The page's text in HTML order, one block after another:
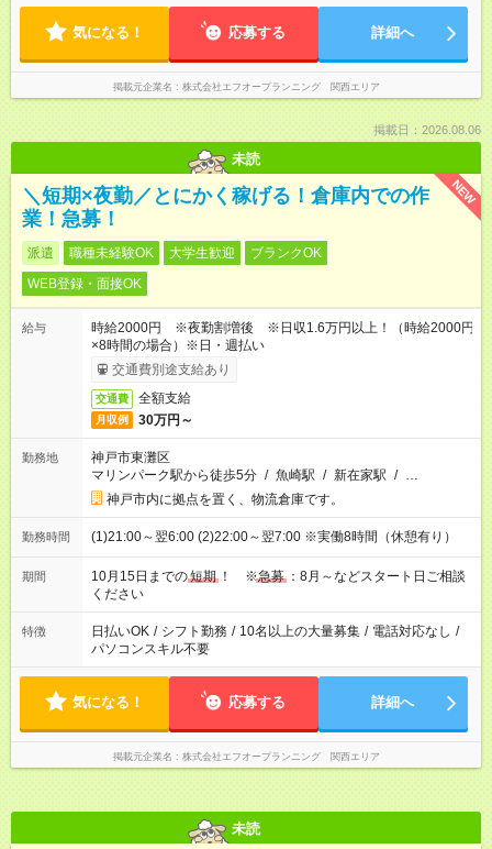
気になる！ 応募する 詳細へ
掲載元企業名 株式会社エフオープランニング 関西エリア
掲載日：2026.08.06
未読
NEW
＼短期×夜勤／とにかく稼げる！倉庫内での作
業！急募！
派遣 職種未経験OK 大学生歓迎
ブランクOK
WEB登録・面接OK
給与
時給2000円 ※夜勤割増後 ※日収1.6万円以上！（時給2000円
×8時間の場合）※日・週払い
交通費別途支給あり
交通費 全額支給
月収例 30万円～
勤務地
神戸市東灘区
マリンパーク駅から徒歩5分 / 魚崎駅 / 新在家駅 / …
神戸市内に拠点を置く、物流倉庫です。
勤務時間 (1)21:00～翌6:00 (2)22:00～翌7:00 ※実働8時間（休憩有り）
期間 10月15日までの短期 ！ ※急募 ：8月～などスタート日ご相談
ください
特徴 日払いOK / シフト勤務 / 10名以上の大量募集 / 電話対応なし /
パソコンスキル不要
気になる！ 応募する 詳細へ
掲載元企業名 株式会社エフオープランニング 関西エリア
未読